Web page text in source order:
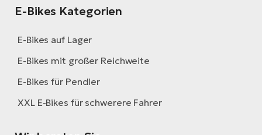
E-Bikes Kategorien
E-Bikes auf Lager
E-Bikes mit großer Reichweite
E-Bikes für Pendler
XXL E-Bikes für schwerere Fahrer